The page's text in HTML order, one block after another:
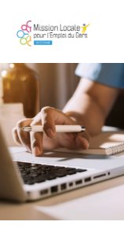
contenu